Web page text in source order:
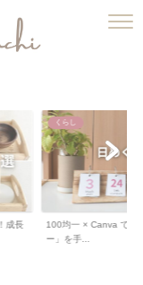
成長
くらし
100均一 × Canva で「
ー」を手...